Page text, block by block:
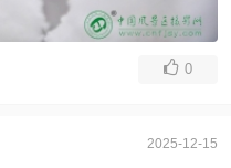
0
2025-12-15